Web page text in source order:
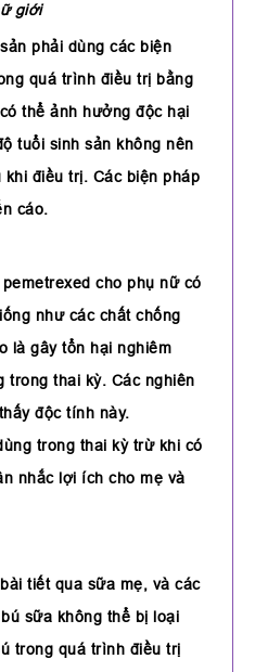
giới
phải dùng các biện
quá trình điều trị bằng
thể ảnh hưởng độc hại
tuổi sinh sản không nên
điều trị. Các biện pháp
cáo.
cho phụ nữ có
như các chất chống
là gây tổn hại nghiêm
trong thai kỳ. Các nghiên
độc tính này.
trong thai kỳ trừ khi có
nhắc lợi ích cho mẹ và
tiết qua sữa mẹ, và các
sữa không thể bị loại
trong quá trình điều trị